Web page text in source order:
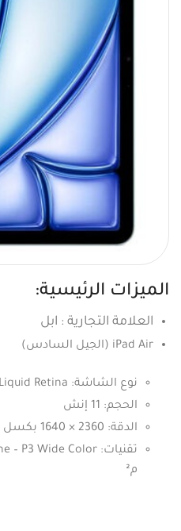
الميزات الرئيسية:
العلامة التجارية : ابل
iPad Air (الجيل السادس)
نوع الشاشة: Liquid Retina
الحجم: 11 إنش
الدقة: 2360 × 1640 بكسل
م²